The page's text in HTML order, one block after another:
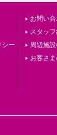
シー
お問い
スタッ
周辺施
お客さ